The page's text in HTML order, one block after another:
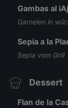
Gambas al
Garnelen in
Sepia a la
Sepia vom Grill
Dessert
Flan de la